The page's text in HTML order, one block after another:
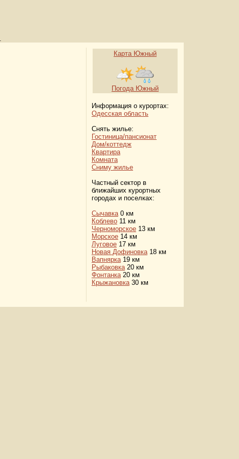
Карта Южный
Погода Южный
Информация о курортах:
Одесская область
Снять жилье:
Гостиница/пансионат
Дом/коттедж
Квартира
Комната
Сниму жилье
Частный сектор в
ближайших курортных
городах и поселках:
Сычавка 0 км
Коблево 11 км
Черноморское 13 км
Морское 14 км
Луговое 17 км
Новая Дофиновка 18 км
Вапнярка 19 км
Рыбаковка 20 км
Фонтанка 20 км
Крыжановка 30 км